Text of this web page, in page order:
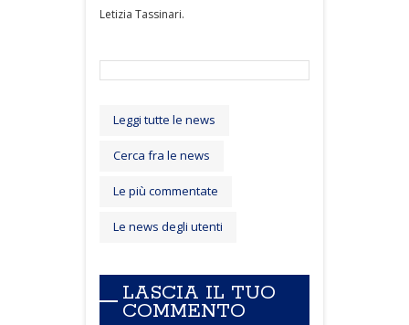
Letizia Tassinari.
Leggi tutte le news
Cerca fra le news
Le più commentate
Le news degli utenti
LASCIA IL TUO
COMMENTO